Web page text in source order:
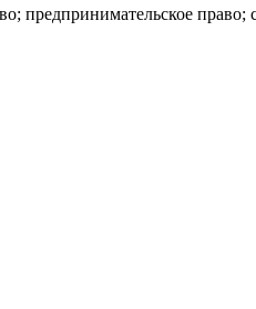
предпринимательское